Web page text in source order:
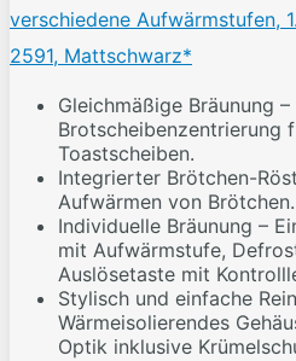
verschiedene Aufwärmstufen,
2591, Mattschwarz*
Gleichmäßige Bräunung
Brotscheibenzentrierung
Toastscheiben.
Integrierter Brötchen-
Aufwärmen von Brötchen.
Individuelle Bräunung –
mit Aufwärmstufe,
Auslösetaste mit
Stylisch und einfache
Wärmeisolierendes
Optik inklusive